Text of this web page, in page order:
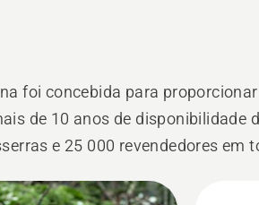
foi concebida para
de 10 anos de disponibilidade
e 25 000 revendedores em